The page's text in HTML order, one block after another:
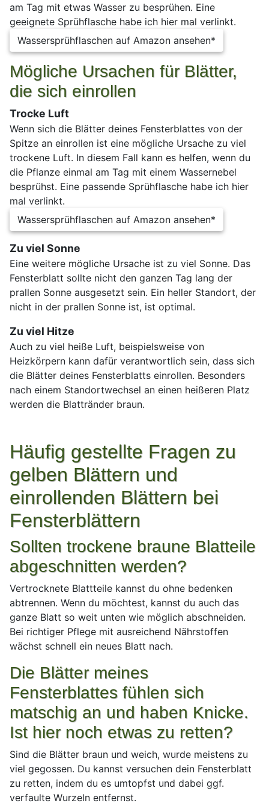
am Tag mit etwas Wasser zu besprühen. Eine
geeignete Sprühflasche habe ich hier mal verlinkt.
Wassersprühflaschen auf Amazon ansehen*
Mögliche Ursachen für Blätter,
die sich einrollen
Trocke Luft
Wenn sich die Blätter deines Fensterblattes von der
Spitze an einrollen ist eine mögliche Ursache zu viel
trockene Luft. In diesem Fall kann es helfen, wenn du
die Pflanze einmal am Tag mit einem Wassernebel
besprühst. Eine passende Sprühflasche habe ich hier
mal verlinkt.
Wassersprühflaschen auf Amazon ansehen*
Zu viel Sonne
Eine weitere mögliche Ursache ist zu viel Sonne. Das
Fensterblatt sollte nicht den ganzen Tag lang der
prallen Sonne ausgesetzt sein. Ein heller Standort, der
nicht in der prallen Sonne ist, ist optimal.
Zu viel Hitze
Auch zu viel heiße Luft, beispielsweise von
Heizkörpern kann dafür verantwortlich sein, dass sich
die Blätter deines Fensterblatts einrollen. Besonders
nach einem Standortwechsel an einen heißeren Platz
werden die Blattränder braun.
Häufig gestellte Fragen zu
gelben Blättern und
einrollenden Blättern bei
Fensterblättern
Sollten trockene braune Blatteile
abgeschnitten werden?
Vertrocknete Blattteile kannst du ohne bedenken
abtrennen. Wenn du möchtest, kannst du auch das
ganze Blatt so weit unten wie möglich abschneiden.
Bei richtiger Pflege mit ausreichend Nährstoffen
wächst schnell ein neues Blatt nach.
Die Blätter meines
Fensterblattes fühlen sich
matschig an und haben Knicke.
Ist hier noch etwas zu retten?
Sind die Blätter braun und weich, wurde meistens zu
viel gegossen. Du kannst versuchen dein Fensterblatt
zu retten, indem du es umtopfst und dabei ggf.
verfaulte Wurzeln entfernst.